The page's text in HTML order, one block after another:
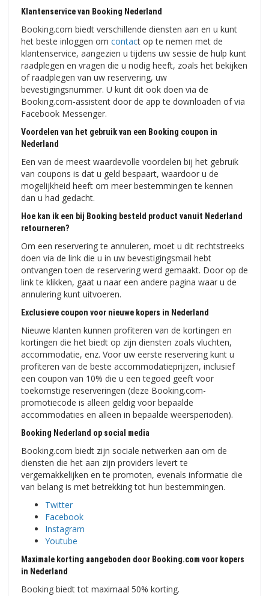
Klantenservice van Booking Nederland
Booking.com biedt verschillende diensten aan en u kunt
het beste inloggen om contact op te nemen met de
klantenservice, aangezien u tijdens uw sessie de hulp kunt
raadplegen en vragen die u nodig heeft, zoals het bekijken
of raadplegen van uw reservering, uw
bevestigingsnummer. U kunt dit ook doen via de
Booking.com-assistent door de app te downloaden of via
Facebook Messenger.
Voordelen van het gebruik van een Booking coupon in
Nederland
Een van de meest waardevolle voordelen bij het gebruik
van coupons is dat u geld bespaart, waardoor u de
mogelijkheid heeft om meer bestemmingen te kennen
dan u had gedacht.
Hoe kan ik een bij Booking besteld product vanuit Nederland
retourneren?
Om een ​​reservering te annuleren, moet u dit rechtstreeks
doen via de link die u in uw bevestigingsmail hebt
ontvangen toen de reservering werd gemaakt. Door op de
link te klikken, gaat u naar een andere pagina waar u de
annulering kunt uitvoeren.
Exclusieve coupon voor nieuwe kopers in Nederland
Nieuwe klanten kunnen profiteren van de kortingen en
kortingen die het biedt op zijn diensten zoals vluchten,
accommodatie, enz. Voor uw eerste reservering kunt u
profiteren van de beste accommodatieprijzen, inclusief
een coupon van 10% die u een tegoed geeft voor
toekomstige reserveringen (deze Booking.com-
promotiecode is alleen geldig voor bepaalde
accommodaties en alleen in bepaalde weersperioden).
Booking Nederland op social media
Booking.com biedt zijn sociale netwerken aan om de
diensten die het aan zijn providers levert te
vergemakkelijken en te promoten, evenals informatie die
van belang is met betrekking tot hun bestemmingen.
Twitter
Facebook
Instagram
Youtube
Maximale korting aangeboden door Booking.com voor kopers
in Nederland
Booking biedt tot maximaal 50% korting.